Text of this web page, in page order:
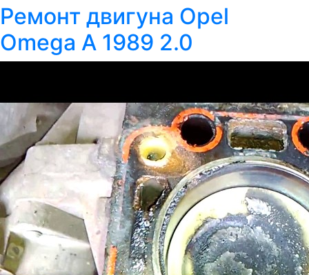
Ремонт двигуна Opel
Omega A 1989 2.0